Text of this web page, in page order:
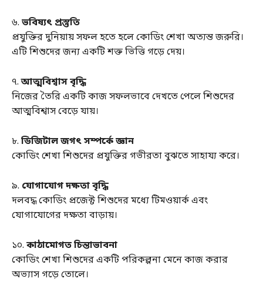
৬. ভবিষ্যৎ প্রস্তুতি
প্রযুক্তির দুনিয়ায় সফল হতে হলে কোডিং শেখা অত্যন্ত জরুরি।
এটি শিশুদের জন্য একটি শক্ত ভিত্তি গড়ে দেয়।
৭.আত্মবিশ্বাস বৃদ্ধি
নিজের তৈরি একটি কাজ সফলভাবে দেখতে পেলে শিশুদের
আত্মবিশ্বাস বেড়ে যায়।
৮. ডিজিটাল জগৎ সম্পর্কে জ্ঞান
কোডিং শেখা শিশুদের প্রযুক্তির গভীরতা বুঝতে সাহায্য করে।
৯. যোগাযোগ দক্ষতা বৃদ্ধি
দলবদ্ধ কোডিং প্রজেক্ট শিশুদের মধ্যে টিমওয়ার্ক এবং
যোগাযোগের দক্ষতা বাড়ায়।
১০. কাঠামোগত চিন্তাভাবনা
কোডিং শেখা শিশুদের একটি পরিকল্পনা মেনে কাজ করার
অভ্যাস গড়ে তোলে।